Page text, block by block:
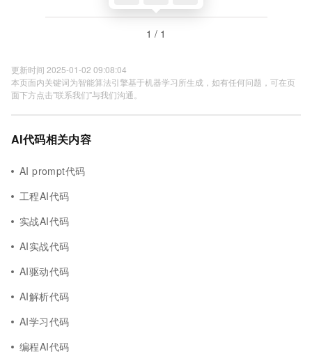
1 / 1
更新时间 2025-01-02 09:08:04
本页面内关键词为智能算法引擎基于机器学习所生成，如有任何问题，可在页
面下方点击"联系我们"与我们沟通。
AI代码相关内容
AI prompt代码
工程AI代码
实战AI代码
AI实战代码
AI驱动代码
AI解析代码
AI学习代码
编程AI代码